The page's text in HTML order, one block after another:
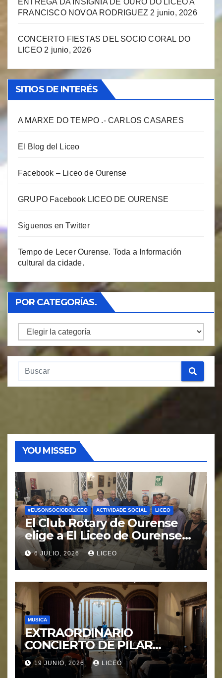
ENTREGA DA INSIGNIA DE OURO DO LICEO A
FRANCISCO NOVOA RODRIGUEZ 2 junio, 2026
CONCERTO FIESTAS DEL SOCIO CORAL DO
LICEO 2 junio, 2026
SITIOS DE INTERÉS
A MARXE DO TEMPO .- CARLOS CASARES
El Blog del Liceo
Facebook – Liceo de Ourense
GRUPO Facebook LICEO DE OURENSE
Siguenos en Twitter
Tempo de Lecer Ourense. Toda a Información
cultural da cidade.
POR CATEGORÍAS.
Por
Categorías.
YOU MISSED
#EUSONSOCIODOLICEO ACTIVIDADE SOCIAL LICEO
El Club Rotary de Ourense
elige a El Liceo de Ourense
para la puesta en marcha del
proyecto “Ciudad Cardio
Protegida”.
6 JULIO, 2026 LICEO
MUSICA
EXTRAORDINARIO
CONCIERTO DE PILAR
MORÁGUEZ e ARABEL
MORÁGUEZ
19 JUNIO, 2026 LICEO